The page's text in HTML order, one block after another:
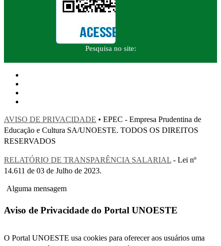
Pesquisa no site:
AVISO DE PRIVACIDADE • EPEC - Empresa Prudentina de
Educação e Cultura SA/UNOESTE. TODOS OS DIREITOS
RESERVADOS
RELATÓRIO DE TRANSPARÊNCIA SALARIAL - Lei nº
14.611 de 03 de Julho de 2023.
Alguma mensagem
Aviso de Privacidade do Portal UNOESTE
O Portal UNOESTE usa cookies para oferecer aos usuários uma